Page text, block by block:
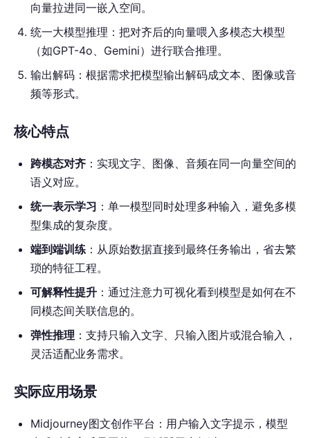
向量拉进同一嵌入空间。
统一大模型推理：把对齐后的向量喂入多模态大模型
（如GPT-4o、Gemini）进行联合推理。
输出解码：根据需求把模型输出解码成文本、图像或音
频等形式。
核心特点
跨模态对齐 ：实现文字、图像、音频在同一向量空间的
语义对应。
统一表示学习 ：单一模型同时处理多种输入，避免多模
型集成的复杂度。
端到端训练 ：从原始数据直接到最终任务输出，省去繁
琐的特征工程。
可解释性提升 ：通过注意力可视化看到模型是如何在不
同模态间关联信息的。
弹性推理 ：支持只输入文字、只输入图片或混合输入，
灵活适配业务需求。
实际应用场景
Midjourney图文创作平台：用户输入文字提示，模型